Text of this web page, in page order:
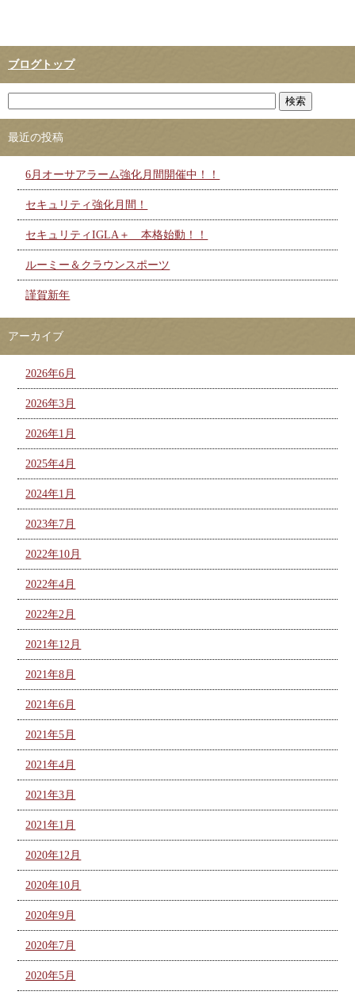
ブログトップ
最近の投稿
6月オーサアラーム強化月間開催中！！
セキュリティ強化月間！
セキュリティIGLA＋ 本格始動！！
ルーミー＆クラウンスポーツ
謹賀新年
アーカイブ
2026年6月
2026年3月
2026年1月
2025年4月
2024年1月
2023年7月
2022年10月
2022年4月
2022年2月
2021年12月
2021年8月
2021年6月
2021年5月
2021年4月
2021年3月
2021年1月
2020年12月
2020年10月
2020年9月
2020年7月
2020年5月